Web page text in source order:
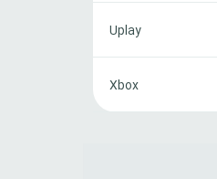
Uplay
Xbox